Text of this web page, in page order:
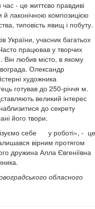
- це життєво правдиві
лаконічною композицією
типовість явищ і побуту.
України, учасник багатьох
працював у творчих
Він любив місто, в якому
Олександр
художника
готував до 250-річчя м.
великий інтерес
до секрету
його твори.
себе у роботі», - це
вірним протягом
дружина Алла Євгеніївна
обласного